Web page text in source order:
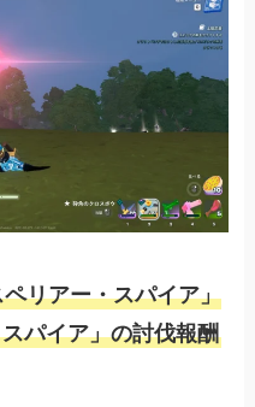
ペリアー・スパイア」
パイア」の討伐報酬